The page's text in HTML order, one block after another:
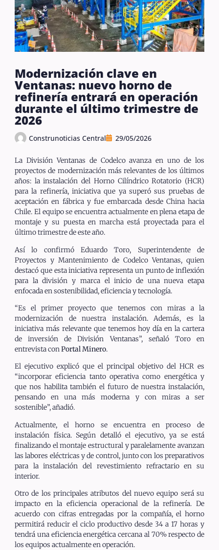
Modernización clave en
Ventanas: nuevo horno de
refinería entrará en operación
durante el último trimestre de
2026
Construnoticias Central 29/05/2026
La División Ventanas de Codelco avanza en uno de los
proyectos de modernización más relevantes de los últimos
años: la instalación del Horno Cilíndrico Rotatorio (HCR)
para la refinería, iniciativa que ya superó sus pruebas de
aceptación en fábrica y fue embarcada desde China hacia
Chile. El equipo se encuentra actualmente en plena etapa de
montaje y su puesta en marcha está proyectada para el
último trimestre de este año.
Así lo confirmó Eduardo Toro, Superintendente de
Proyectos y Mantenimiento de Codelco Ventanas, quien
destacó que esta iniciativa representa un punto de inflexión
para la división y marca el inicio de una nueva etapa
enfocada en sostenibilidad, eficiencia y tecnología.
“Es el primer proyecto que tenemos con miras a la
modernización de nuestra instalación. Además, es la
iniciativa más relevante que tenemos hoy día en la cartera
de inversión de División Ventanas”, señaló Toro en
entrevista conPortal Minero.
El ejecutivo explicó que el principal objetivo del HCR es
“incorporar eficiencia tanto operativa como energética y
que nos habilita también el futuro de nuestra instalación,
pensando en una más moderna y con miras a ser
sostenible”, añadió.
Actualmente, el horno se encuentra en proceso de
instalación física. Según detalló el ejecutivo, ya se está
finalizando el montaje estructural y paralelamente avanzan
las labores eléctricas y de control, junto con los preparativos
para la instalación del revestimiento refractario en su
interior.
Otro de los principales atributos del nuevo equipo será su
impacto en la eficiencia operacional de la refinería. De
acuerdo con cifras entregadas por la compañía, el horno
permitirá reducir el ciclo productivo desde 34 a 17 horas y
tendrá una eficiencia energética cercana al 70% respecto de
los equipos actualmente en operación.